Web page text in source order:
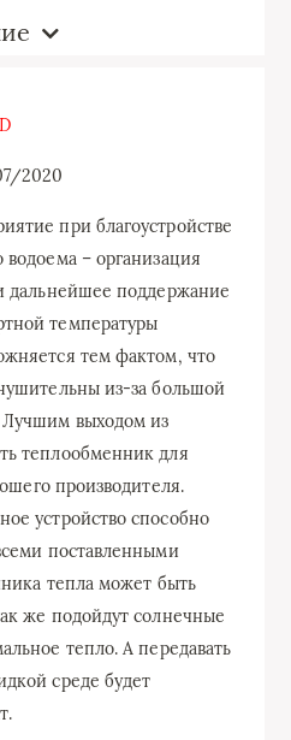
2020
при благоустройстве
водоема – организация
дальнейшее поддержание
температуры
тем фактом, что
из-за большой
выходом из
теплообменник для
производителя.
устройство способно
поставленными
тепла может быть
же подойдут солнечные
тепло. А передавать
среде будет